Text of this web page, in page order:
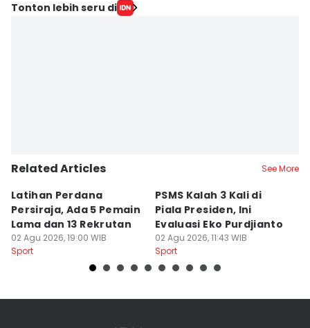
Tonton lebih seru di
Related Articles See More
Latihan Perdana
Persiraja, Ada 5 Pemain
Lama dan 13 Rekrutan
02 Agu 2026, 19:00 WIB
Sport
PSMS Kalah 3 Kali di
Piala Presiden, Ini
Evaluasi Eko Purdjianto
02 Agu 2026, 11:43 WIB
Sport